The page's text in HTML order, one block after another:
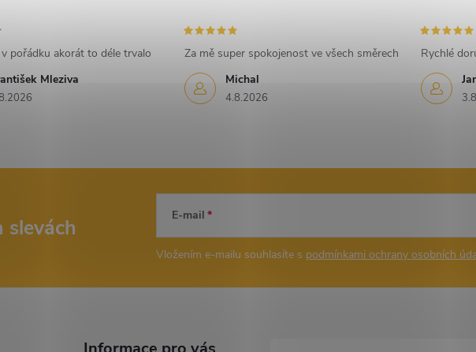
Mleziva
pořádku akorát to déle trvalo
Michal
4.8.2026
Za mě super spokojenost ve všech směrech
Rychlé
slevách E-mail
Vložením e-mailu souhlasíte s podmínkami ochrany osobních